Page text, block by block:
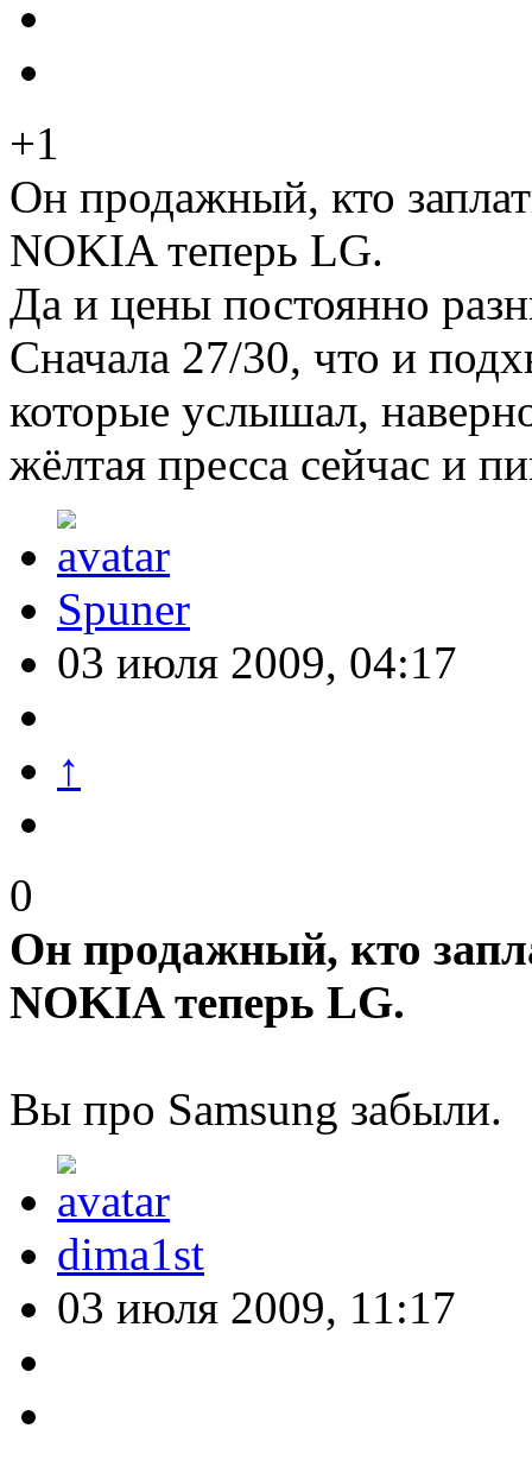
+1
Он продажный, кто
NOKIA теперь LG.
Да и цены постоянно
Сначала 27/30, что и
которые услышал,
жёлтая пресса сейчас и
Spuner
03 июля 2009, 04:17
↑
0
Он продажный, кто
NOKIA теперь LG.
Вы про Samsung забыли.
dima1st
03 июля 2009, 11:17